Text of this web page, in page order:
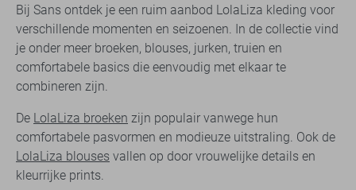
Bij Sans ontdek je een ruim aanbod LolaLiza kleding voor
verschillende momenten en seizoenen. In de collectie vind
je onder meer broeken, blouses, jurken, truien en
comfortabele basics die eenvoudig met elkaar te
combineren zijn.
De LolaLiza broeken zijn populair vanwege hun
comfortabele pasvormen en modieuze uitstraling. Ook de
LolaLiza blouses vallen op door vrouwelijke details en
kleurrijke prints.